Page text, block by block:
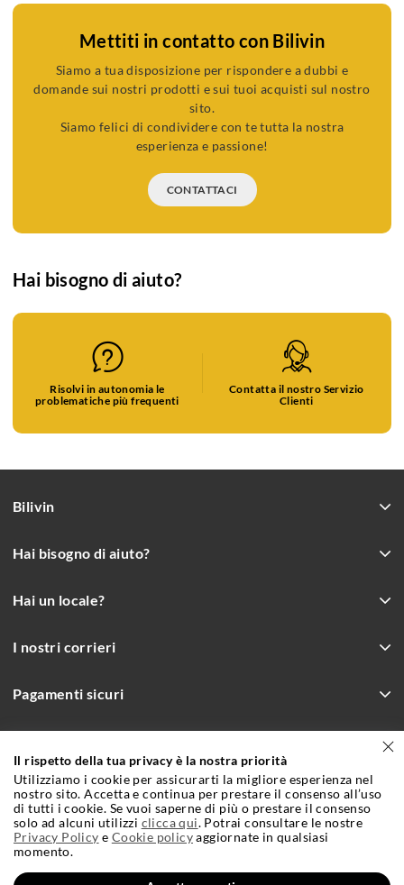
Mettiti in contatto con Bilivin
Siamo a tua disposizione per rispondere a dubbi e
domande sui nostri prodotti e sui tuoi acquisti sul nostro
sito.
Siamo felici di condividere con te tutta la nostra
esperienza e passione!
CONTATTACI
Hai bisogno di aiuto?
Risolvi in autonomia le
problematiche più frequenti
Contatta il nostro Servizio
Clienti
Bilivin
Hai bisogno di aiuto?
Hai un locale?
I nostri corrieri
Pagamenti sicuri
Incrementa le vendite con Bilivin.it
Condizioni Generali e Contrattuali di Vendita Cookie Policy
Privacy Policy Credits
Il rispetto della tua privacy è la nostra priorità
Utilizziamo i cookie per assicurarti la migliore esperienza nel
nostro sito. Accetta e continua per prestare il consenso all’uso
di tutti i cookie. Se vuoi saperne di più o prestare il consenso
solo ad alcuni utilizzi clicca qui. Potrai consultare le nostre
Privacy Policy e Cookie policyaggiornate in qualsiasi
momento.